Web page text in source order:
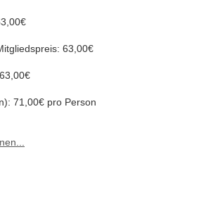
63,00€
71,00€ pro Person